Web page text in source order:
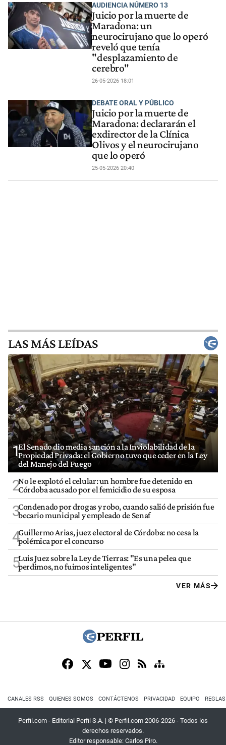
AUDIENCIA NÚMERO 13
Juicio por la muerte de
Maradona: un
neurocirujano que lo operó
reveló que tenía
"desplazamiento de
cerebro"
26-05-2026 18:01
DEBATE ORAL Y PÚBLICO
Juicio por la muerte de
Maradona: declararán el
exdirector de la Clínica
Olivos y el neurocirujano
que lo operó
25-05-2026 20:40
LAS MÁS LEÍDAS
1El Senado dio media sanción a la Inviolabilidad de la
Propiedad Privada: el Gobierno tuvo que ceder en la Ley
del Manejo del Fuego
2No le explotó el celular: un hombre fue detenido en
Córdoba acusado por el femicidio de su esposa
3Condenado por drogas y robo, cuando salió de prisión fue
becario municipal y empleado de Senaf
4Guillermo Arias, juez electoral de Córdoba: no cesa la
polémica por el concurso
5Luis Juez sobre la Ley de Tierras: "Es una pelea que
perdimos, no fuimos inteligentes"
VER MÁS
CANALES RSS QUIENES SOMOS CONTÁCTENOS PRIVACIDAD EQUIPO
Perfil.com - Editorial Perfil S.A. | © Perfil.com 2006-2026 - Todos los
derechos reservados.
Editor responsable: Carlos Piro.